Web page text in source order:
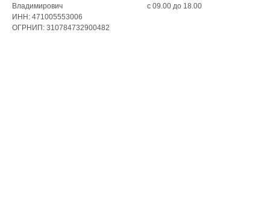
Владимирович
ИНН: 471005553006
ОГРНИП: 310784732900482
с 09.00 до 18.00